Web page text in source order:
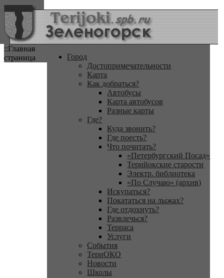
::Главная
страница
Город
Достопримечательности
Карта
Как добраться?
Автобусы
Карта автобусов
Разные карты
Где?
Куда звонить?
Где поесть?
Что почитать?
«Петербургский Посад»
Терийокские старости
Электр. библиотека
«По Случаю» (архив)
Искупаться?
Покататься на лыжах?
Где отдохнуть?
Развлечься?
Терраса
Услуги
События
ТериОКО
Новости
Школы